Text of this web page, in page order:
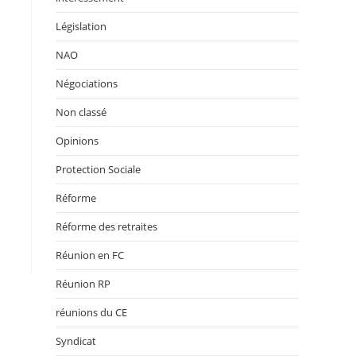
Législation
NAO
Négociations
Non classé
Opinions
Protection Sociale
Réforme
Réforme des retraites
Réunion en FC
Réunion RP
réunions du CE
Syndicat